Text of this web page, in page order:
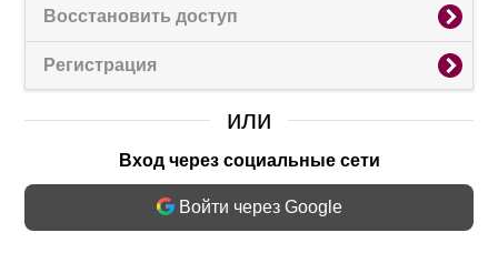
Восстановить доступ
Регистрация
или
Вход через социальные сети
Войти через Google